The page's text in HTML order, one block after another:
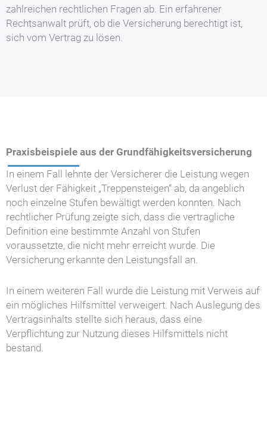
zahlreichen rechtlichen Fragen ab. Ein erfahrener
Rechtsanwalt prüft, ob die Versicherung berechtigt ist,
sich vom Vertrag zu lösen.
Praxisbeispiele aus der Grundfähigkeitsversicherung
In einem Fall lehnte der Versicherer die Leistung wegen
Verlust der Fähigkeit „Treppensteigen“ ab, da angeblich
noch einzelne Stufen bewältigt werden konnten. Nach
rechtlicher Prüfung zeigte sich, dass die vertragliche
Definition eine bestimmte Anzahl von Stufen
voraussetzte, die nicht mehr erreicht wurde. Die
Versicherung erkannte den Leistungsfall an.
In einem weiteren Fall wurde die Leistung mit Verweis auf
ein mögliches Hilfsmittel verweigert. Nach Auslegung des
Vertragsinhalts stellte sich heraus, dass eine
Verpflichtung zur Nutzung dieses Hilfsmittels nicht
bestand.